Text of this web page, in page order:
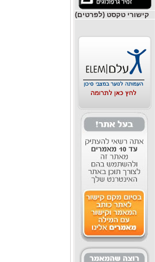
קישורי טקסט (לפרטים)